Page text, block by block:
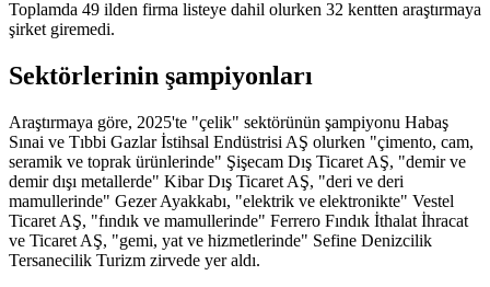
Toplamda 49 ilden firma listeye dahil olurken 32 kentten araştırmaya
şirket giremedi.
Sektörlerinin şampiyonları
Araştırmaya göre, 2025'te "çelik" sektörünün şampiyonu Habaş
Sınai ve Tıbbi Gazlar İstihsal Endüstrisi AŞ olurken "çimento, cam,
seramik ve toprak ürünlerinde" Şişecam Dış Ticaret AŞ, "demir ve
demir dışı metallerde" Kibar Dış Ticaret AŞ, "deri ve deri
mamullerinde" Gezer Ayakkabı, "elektrik ve elektronikte" Vestel
Ticaret AŞ, "fındık ve mamullerinde" Ferrero Fındık İthalat İhracat
ve Ticaret AŞ, "gemi, yat ve hizmetlerinde" Sefine Denizcilik
Tersanecilik Turizm zirvede yer aldı.